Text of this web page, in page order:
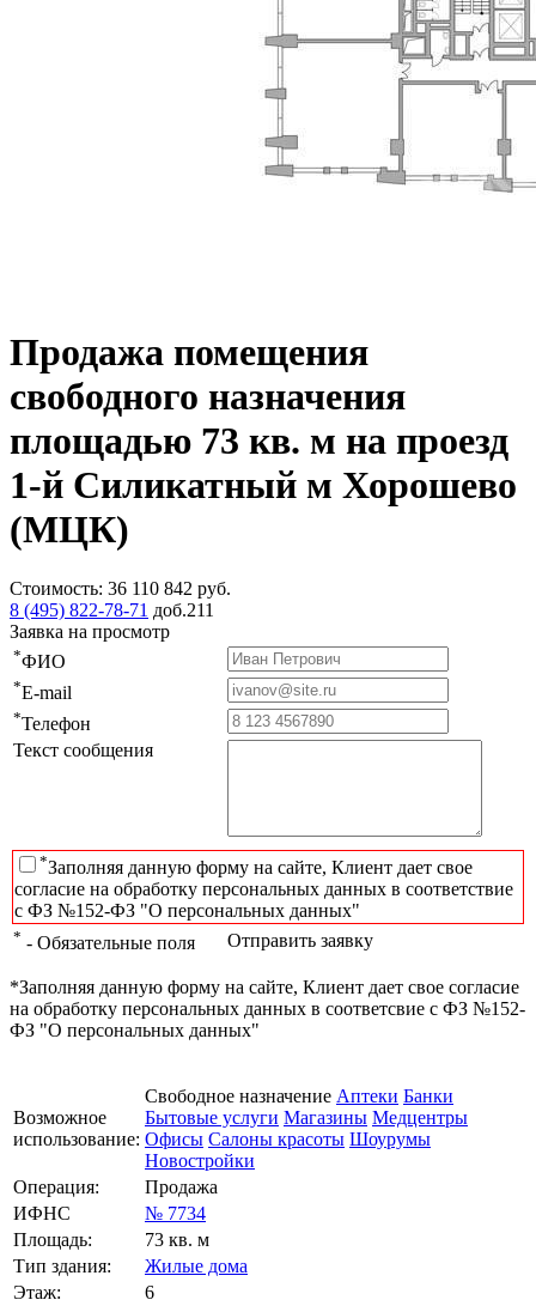
Продажа помещения
свободного назначения
площадью 73 кв. м на проезд
1-й Силикатный м Хорошево
(МЦК)
Стоимость: 36 110 842 руб.
8 (495) 822-78-71 доб.211
Заявка на просмотр
*ФИО
*E-mail
*Телефон
Текст сообщения
*Заполняя данную форму на сайте, Клиент дает свое
согласие на обработку персональных данных в соответствие
с ФЗ №152-ФЗ "О персональных данных"
* - Обязательные поля Отправить заявку
*Заполняя данную форму на сайте, Клиент дает свое согласие
на обработку персональных данных в соответсвие с ФЗ №152-
ФЗ "О персональных данных"
Возможное
использование:
Свободное назначение Аптеки Банки
Бытовые услуги Магазины Медцентры
Офисы Салоны красоты Шоурумы
Новостройки
Операция:
Продажа
ИФНС
№ 7734
Площадь:
73 кв. м
Тип здания:
Жилые дома
Этаж:
6